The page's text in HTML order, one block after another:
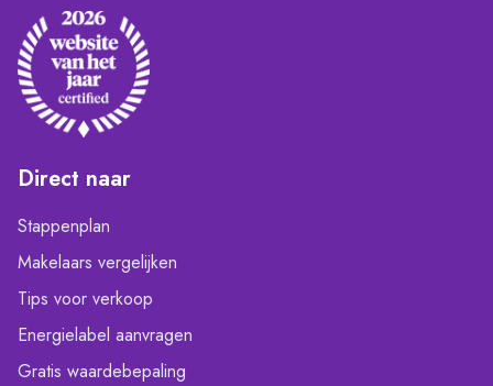
Direct naar
Stappenplan
Makelaars vergelijken
Tips voor verkoop
Energielabel aanvragen
Gratis waardebepaling